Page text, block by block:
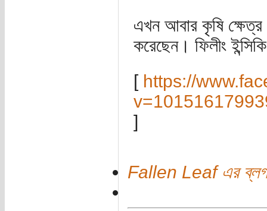
এখন আবার কৃষি ক্ষেত্র
করেছেন। ফিলীং
[ https://
]
Fallen Leaf এর ব্লগ